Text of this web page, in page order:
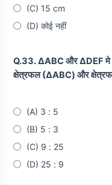
(C) 15 cm
(D) कोई नहीं
Q.33. ∆ABC और ∆DEF मे
क्षेत्रफल (∆ABC) और
(A) 3 : 5
(B) 5 : 3
(C) 9 : 25
(D) 25 : 9